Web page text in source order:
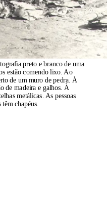
preto e branco de uma
estão comendo lixo. Ao
de um muro de pedra. À
de madeira e galhos. À
metálicas. As pessoas
chapéus.